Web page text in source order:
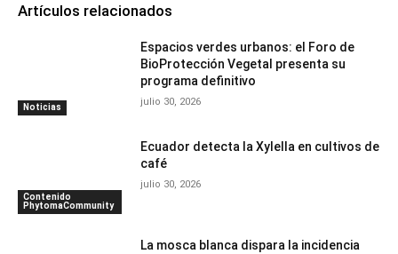
Artículos relacionados
Noticias
Espacios verdes urbanos: el Foro de
BioProtección Vegetal presenta su
programa definitivo
julio 30, 2026
Contenido
PhytomaCommunity
Ecuador detecta la Xylella en cultivos de
café
julio 30, 2026
La mosca blanca dispara la incidencia